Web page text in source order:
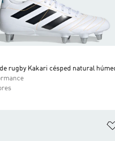
rugby Kakari césped natural